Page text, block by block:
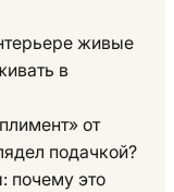
живые
в
от
подачкой?
почему это